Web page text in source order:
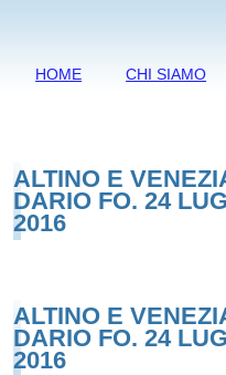
HOME CHI SIAMO
ALTINO E
DARIO FO. 24
2016
ALTINO E
DARIO FO. 24
2016